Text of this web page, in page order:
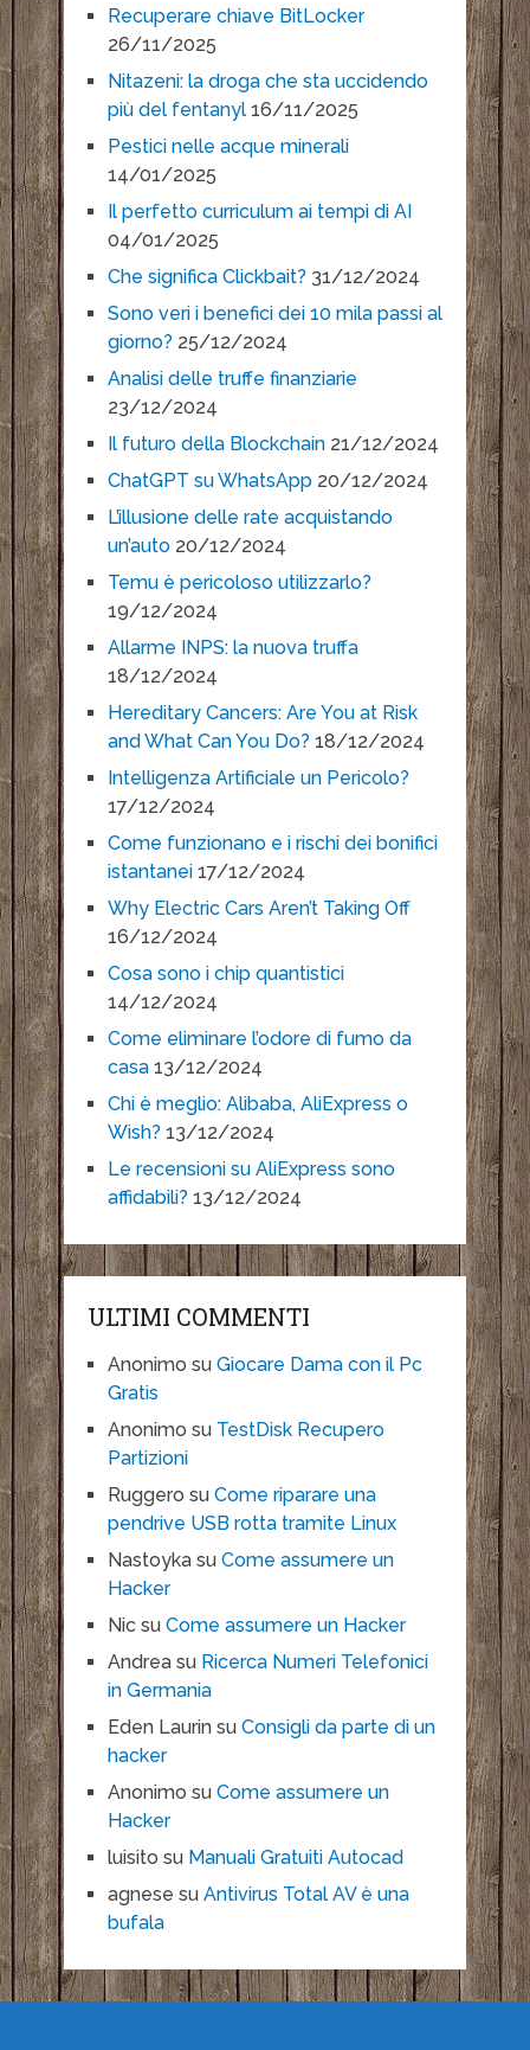
Recuperare chiave BitLocker
26/11/2025
Nitazeni: la droga che sta uccidendo
più del fentanyl 16/11/2025
Pestici nelle acque minerali
14/01/2025
Il perfetto curriculum ai tempi di AI
04/01/2025
Che significa Clickbait? 31/12/2024
Sono veri i benefici dei 10 mila passi al
giorno? 25/12/2024
Analisi delle truffe finanziarie
23/12/2024
Il futuro della Blockchain 21/12/2024
ChatGPT su WhatsApp 20/12/2024
L’illusione delle rate acquistando
un’auto 20/12/2024
Temu è pericoloso utilizzarlo?
19/12/2024
Allarme INPS: la nuova truffa
18/12/2024
Hereditary Cancers: Are You at Risk
and What Can You Do? 18/12/2024
Intelligenza Artificiale un Pericolo?
17/12/2024
Come funzionano e i rischi dei bonifici
istantanei 17/12/2024
Why Electric Cars Aren’t Taking Off
16/12/2024
Cosa sono i chip quantistici
14/12/2024
Come eliminare l’odore di fumo da
casa 13/12/2024
Chi è meglio: Alibaba, AliExpress o
Wish? 13/12/2024
Le recensioni su AliExpress sono
affidabili? 13/12/2024
ULTIMI COMMENTI
Anonimo su Giocare Dama con il Pc
Gratis
Anonimo su TestDisk Recupero
Partizioni
Ruggero su Come riparare una
pendrive USB rotta tramite Linux
Nastoykasu Come assumere un
Hacker
Nicsu Come assumere un Hacker
Andreasu Ricerca Numeri Telefonici
in Germania
Eden Laurinsu Consigli da parte di un
hacker
Anonimo su Come assumere un
Hacker
luisito su Manuali Gratuiti Autocad
agnese su Antivirus Total AV è una
bufala